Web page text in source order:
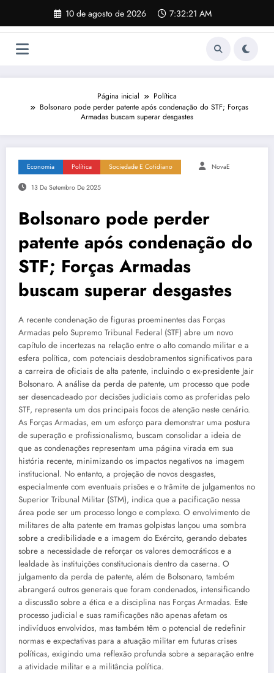
o
10 de agosto de 2026 7:32:22 AM
Página inicial
Política
Bolsonaro pode perder patente após condenação do STF; Forças
Armadas buscam superar desgastes
Economia Política Sociedade E Cotidiano NovaE
13 De Setembro De 2025
Bolsonaro pode perder
patente após condenação do
STF; Forças Armadas
buscam superar desgastes
A recente condenação de figuras proeminentes das Forças
Armadas pelo Supremo Tribunal Federal (STF) abre um novo
capítulo de incertezas na relação entre o alto comando militar e a
esfera política, com potenciais desdobramentos significativos para
a carreira de oficiais de alta patente, incluindo o ex-presidente Jair
Bolsonaro. A análise da perda de patente, um processo que pode
ser desencadeado por decisões judiciais como as proferidas pelo
STF, representa um dos principais focos de atenção neste cenário.
As Forças Armadas, em um esforço para demonstrar uma postura
de superação e profissionalismo, buscam consolidar a ideia de
que as condenações representam uma página virada em sua
história recente, minimizando os impactos negativos na imagem
institucional. No entanto, a projeção de novos desgastes,
especialmente com eventuais prisões e o trâmite de julgamentos no
Superior Tribunal Militar (STM), indica que a pacificação nessa
área pode ser um processo longo e complexo. O envolvimento de
militares de alta patente em tramas golpistas lançou uma sombra
sobre a credibilidade e a imagem do Exército, gerando debates
sobre a necessidade de reforçar os valores democráticos e a
lealdade às instituições constitucionais dentro da caserna. O
julgamento da perda de patente, além de Bolsonaro, também
abrangerá outros generais que foram condenados, intensificando
a discussão sobre a ética e a disciplina nas Forças Armadas. Este
processo judicial e suas ramificações não apenas afetam os
indivíduos envolvidos, mas também têm o potencial de redefinir
normas e expectativas para a atuação militar em futuras crises
políticas, exigindo uma reflexão profunda sobre a separação entre
a atividade militar e a militância política.